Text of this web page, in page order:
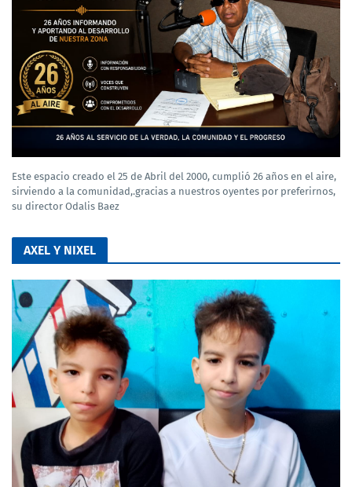
Este espacio creado el 25 de Abril del 2000, cumplió 26 años en el aire,
sirviendo a la comunidad,.gracias a nuestros oyentes por preferirnos,
su director Odalis Baez
AXEL Y NIXEL